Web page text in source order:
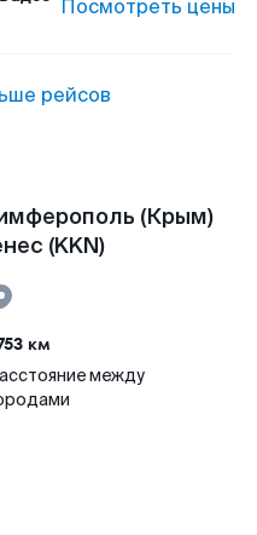
Посмотреть цены
рейсов
(Крым)
(KKN)
км
между